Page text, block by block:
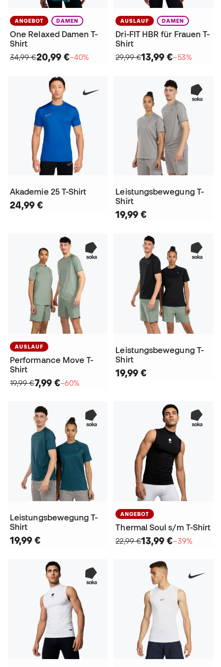
ANGEBOT DAMEN
One Relaxed Damen T-
Shirt
34,99 €20,99 €−40%
AUSLAUF DAMEN
Dri-FIT HBR für Frauen T-
Shirt
29,99 €13,99 €−53%
Akademie 25 T-Shirt
24,99 €
Leistungsbewegung T-
Shirt
19,99 €
AUSLAUF
Performance Move T-
Shirt
19,99 €7,99 €−60%
Leistungsbewegung T-
Shirt
19,99 €
Leistungsbewegung T-
Shirt
19,99 €
ANGEBOT
Thermal Soul s/m T-Shirt
22,99 €13,99 €−39%